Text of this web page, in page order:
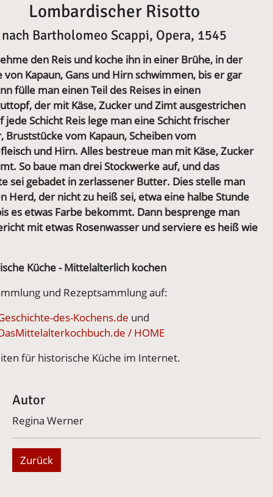
Lombardischer Risotto
nach Bartholomeo Scappi, Opera, 1545
den Reis und koche ihn in einer Brühe, in der
von Kapaun, Gans und Hirn schwimmen, bis er gar
fülle man einen Teil des Reises in einen
der mit Käse, Zucker und Zimt ausgestrichen
jede Schicht Reis lege man eine Schicht frischer
Bruststücke vom Kapaun, Scheiben vom
und Hirn. Alles bestreue man mit Käse, Zucker
So baue man drei Stockwerke auf, und das
sei gebadet in zerlassener Butter. Dies stelle man
Herd, der nicht zu heiß sei, etwa eine halbe Stunde
es etwas Farbe bekommt. Dann besprenge man
mit etwas Rosenwasser und serviere es heiß wie
Küche - Mittelalterlich kochen
und Rezeptsammlung auf:
des-Kochens.de und
/ HOME
für historische Küche im Internet.
Autor
Regina Werner
Zurück